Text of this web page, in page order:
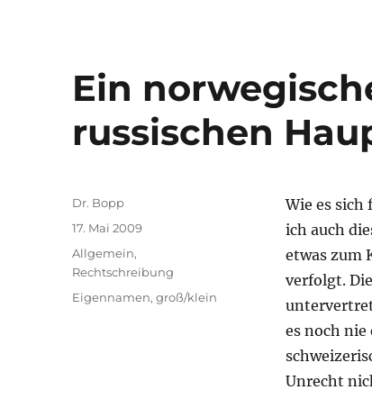
Ein
russischen
Wie es
ich auch
etwas zum
verfolgt.
es noch
Unrecht
Autor
Dr. Bopp
Veröffentlicht
am
17. Mai 2009
Kategorien
Allgemein,
Rechtschreibung
Schlagwörter
Eigennamen,groß/klein